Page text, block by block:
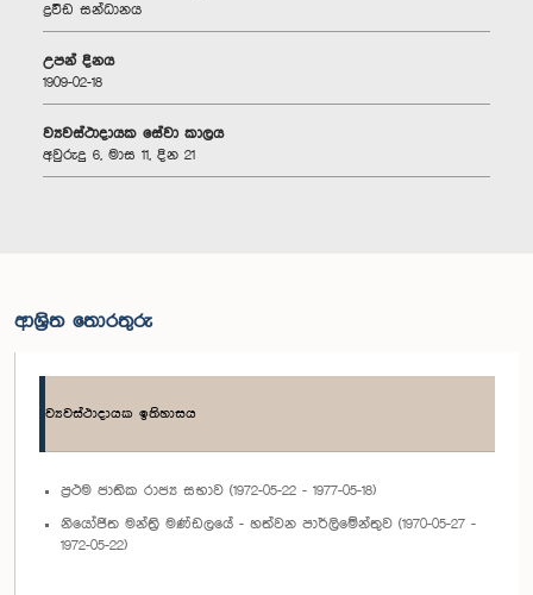
ද්‍රවිඩ සන්ධානය
උපන් දිනය
1909-02-18
ව්‍යවස්ථාදායක සේවා කාලය
අවුරුදු 6, මාස 11, දින 21
ආශ්‍රිත තොරතුරු
ව්‍යවස්ථාදායක ඉතිහාසය
ප්‍රථම ජාතික රාජ්‍ය සභාව (1972-05-22 - 1977-05-18)
නියෝජිත මන්ත්‍රි මණ්ඩලයේ - හත්වන පාර්ලිමේන්තුව (1970-05-27 -
1972-05-22)